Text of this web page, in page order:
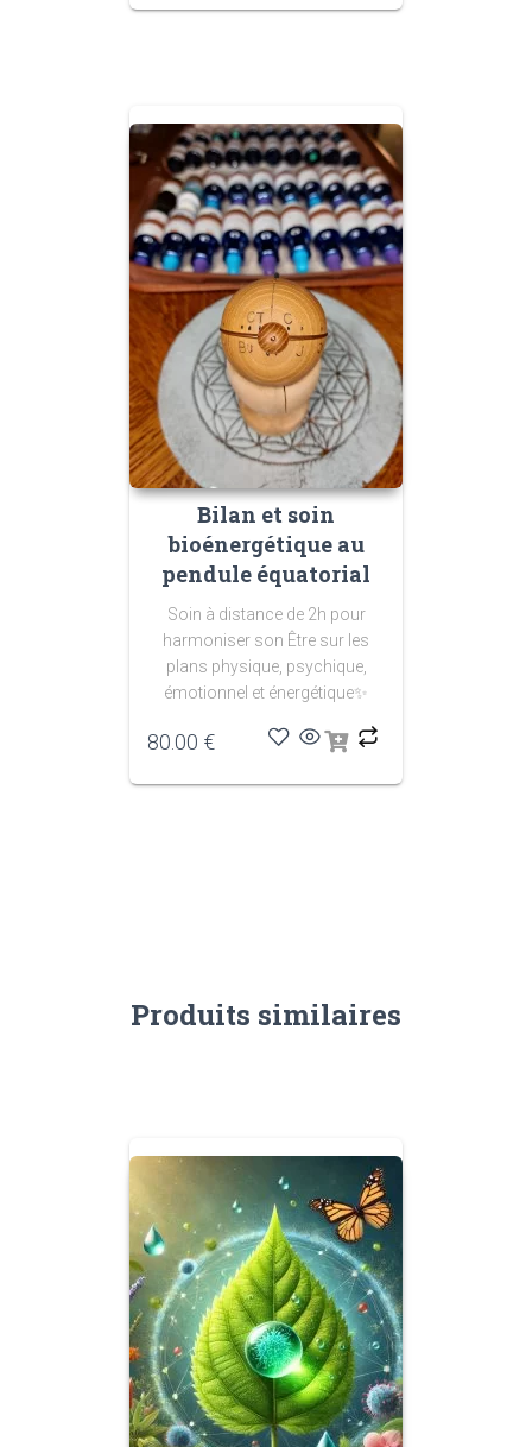
Bilan et soin
bioénergétique au
pendule équatorial
Soin à distance de 2h pour
harmoniser son Être sur les
plans physique, psychique,
émotionnel et énergétique✨
80.00 €
Produits similaires